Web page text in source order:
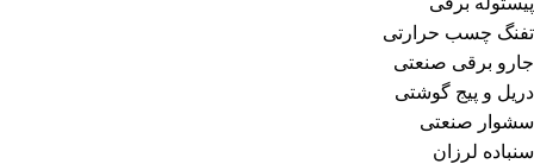
تفنگ چسب حرارتی
جارو برقی صنعتی
دریل و پیج گوشتی
سشوار صنعتی
سنباده لرزان